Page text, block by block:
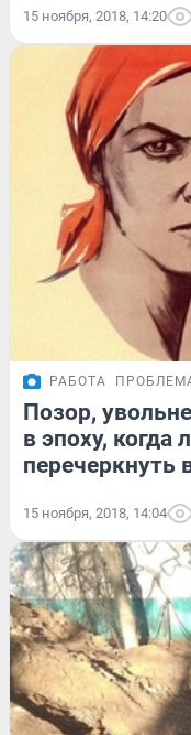
15 ноября, 2018, 14:20
РАБОТА
Позор,
в эпоху, когда
перечеркнуть
15 ноября, 2018, 14:04